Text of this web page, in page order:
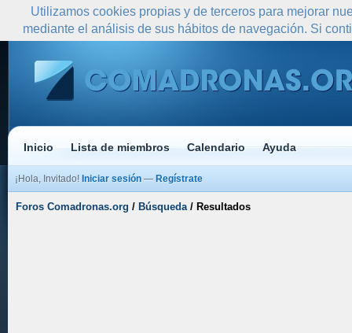
Inicio Lista de miembros Calendario Ayuda
¡Hola, Invitado! Iniciar sesión — Regístrate
Foros Comadronas.org / Búsqueda/ Resultados
Utilizamos cookies propias y de terceros para mejorar
mediante el análisis de sus hábitos de navegación. Si